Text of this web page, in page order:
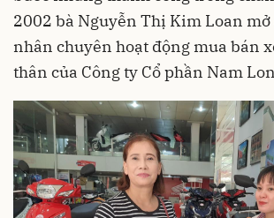
2002 bà Nguyễn Thị Kim Loan
nhân chuyên hoạt động mua bán
thân của Công ty Cổ phần Nam